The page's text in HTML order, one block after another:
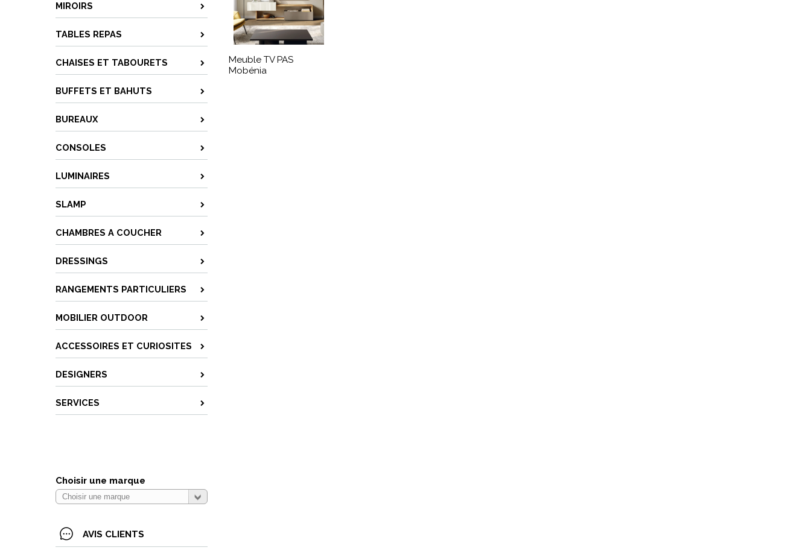
MIROIRS
TABLES REPAS
CHAISES ET TABOURETS
BUFFETS ET BAHUTS
BUREAUX
CONSOLES
LUMINAIRES
SLAMP
CHAMBRES A COUCHER
DRESSINGS
RANGEMENTS PARTICULIERS
MOBILIER OUTDOOR
ACCESSOIRES ET CURIOSITES
DESIGNERS
SERVICES
Choisir une marque
AVIS CLIENTS
Meuble TV PAS
Mobénia